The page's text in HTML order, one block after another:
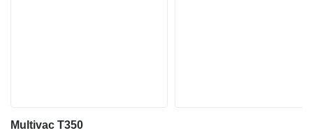
Multivac T350